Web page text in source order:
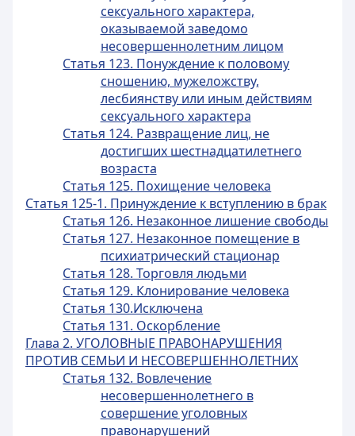
сексуального характера,
оказываемой заведомо
несовершеннолетним лицом
Статья 123. Понуждение к половому
сношению, мужеложству,
лесбиянству или иным действиям
сексуального характера
Статья 124. Развращение лиц, не
достигших шестнадцатилетнего
возраста
Статья 125. Похищение человека
Статья 125-1. Принуждение к вступлению в брак
Статья 126. Незаконное лишение свободы
Статья 127. Незаконное помещение в
психиатрический стационар
Статья 128. Торговля людьми
Статья 129. Клонирование человека
Статья 130.Исключена
Статья 131. Оскорбление
Глава 2. УГОЛОВНЫЕ ПРАВОНАРУШЕНИЯ
ПРОТИВ СЕМЬИ И НЕСОВЕРШЕННОЛЕТНИХ
Статья 132. Вовлечение
несовершеннолетнего в
совершение уголовных
правонарушений